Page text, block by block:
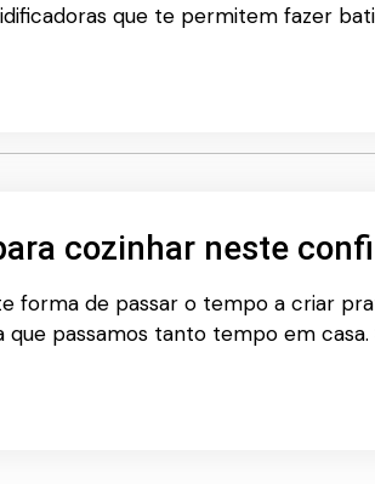
que te permitem fazer
cozinhar neste
forma de passar o tempo a criar
passamos tanto tempo em casa.